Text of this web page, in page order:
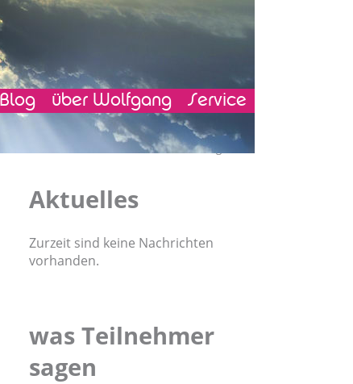
Blog über Wolfgang Service
Navigation
Twitter Google+
Aktuelles
Zurzeit sind keine Nachrichten
vorhanden.
was Teilnehmer
sagen